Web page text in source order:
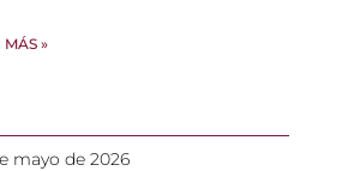
MÁS »
mayo de 2026